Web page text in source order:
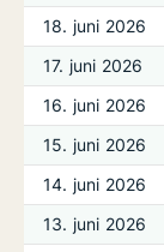
18. juni 2026
17. juni 2026
16. juni 2026
15. juni 2026
14. juni 2026
13. juni 2026